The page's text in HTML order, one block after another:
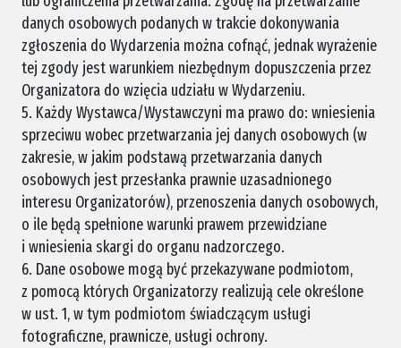
danych osobowych podanych w trakcie dokonywania
zgłoszenia do Wydarzenia można cofnąć, jednak wyrażenie
tej zgody jest warunkiem niezbędnym dopuszczenia przez
Organizatora do wzięcia udziału w Wydarzeniu.
5. Każdy Wystawca/Wystawczyni ma prawo do: wniesienia
sprzeciwu wobec przetwarzania jej danych osobowych (w
zakresie, w jakim podstawą przetwarzania danych
osobowych jest przesłanka prawnie uzasadnionego
interesu Organizatorów), przenoszenia danych osobowych,
o ile będą spełnione warunki prawem przewidziane
i wniesienia skargi do organu nadzorczego.
6. Dane osobowe mogą być przekazywane podmiotom,
z pomocą których Organizatorzy realizują cele określone
w ust. 1, w tym podmiotom świadczącym usługi
fotograficzne, prawnicze, usługi ochrony.